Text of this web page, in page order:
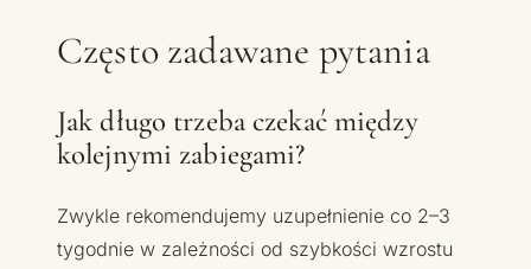
Często zadawane pytania
Jak długo trzeba czekać między
kolejnymi zabiegami?
Zwykle rekomendujemy uzupełnienie co 2–3
tygodnie w zależności od szybkości wzrostu